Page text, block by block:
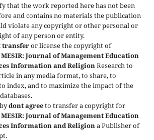
that the work reported here has not been
and contains no materials the publication
violate any copyright or other personal or
of any person or entity.
transferor license the copyright of
MESIR: Journal of Management Education
Information and Religion Research to
in any media format, to share, to
index, and to maximize the impact of the
dont agreeto transfer a copyright for
MESIR: Journal of Management Education
Information and Religion a Publisher of